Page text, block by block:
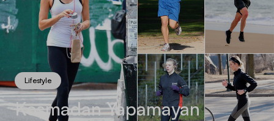
Lifestyle
Koşmadan Yapamayan